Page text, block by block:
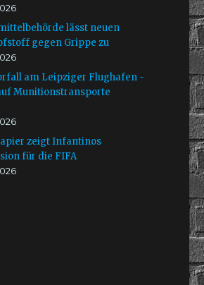
lässt neuen
gegen Grippe zu
am Leipziger Flughafen -
Munitionstransporte
zeigt Infantinos
für die FIFA